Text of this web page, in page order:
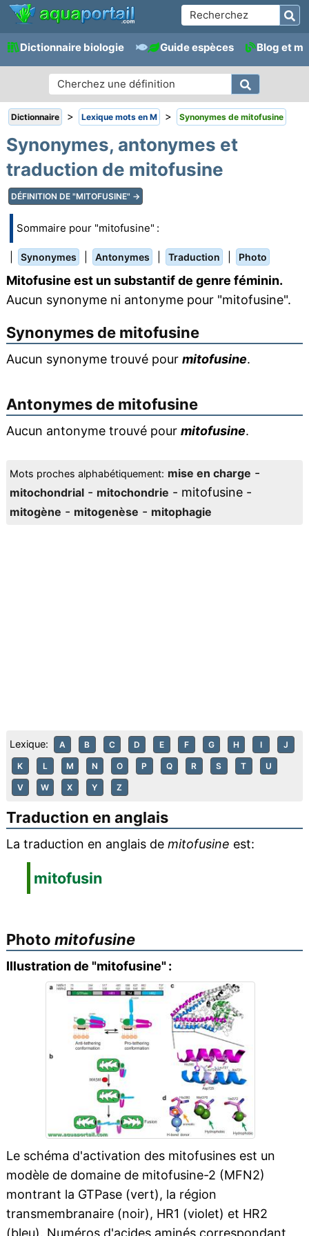
Dictionnaire biologie Guide espèces Blog et
Dictionnaire > Lexique mots en M > Synonymes de mitofusine
Synonymes, antonymes et
traduction de mitofusine
DÉFINITION DE "MITOFUSINE" →
Sommaire pour "mitofusine" :
Synonymes Antonymes Traduction Photo
Mitofusine est un substantif de genre féminin.
Aucun synonyme ni antonyme pour "mitofusine".
Synonymes de mitofusine
Aucun synonyme trouvé pour mitofusine.
Antonymes de mitofusine
Aucun antonyme trouvé pour mitofusine.
Mots proches alphabétiquement: mise en charge -
mitochondrial- mitochondrie - mitofusine -
mitogène - mitogenèse - mitophagie
Lexique: A B C D E F G H I J
K L M N O P Q R S T U
V W X Y Z
Traduction en anglais
La traduction en anglais de mitofusine est:
mitofusin
Photo mitofusine
Illustration de "mitofusine" :
Le schéma d'activation des mitofusines est un
modèle de domaine de mitofusine-2 (MFN2)
montrant la GTPase (vert), la région
transmembranaire (noir), HR1 (violet) et HR2
(bleu). Numéros d'acides aminés correspondant